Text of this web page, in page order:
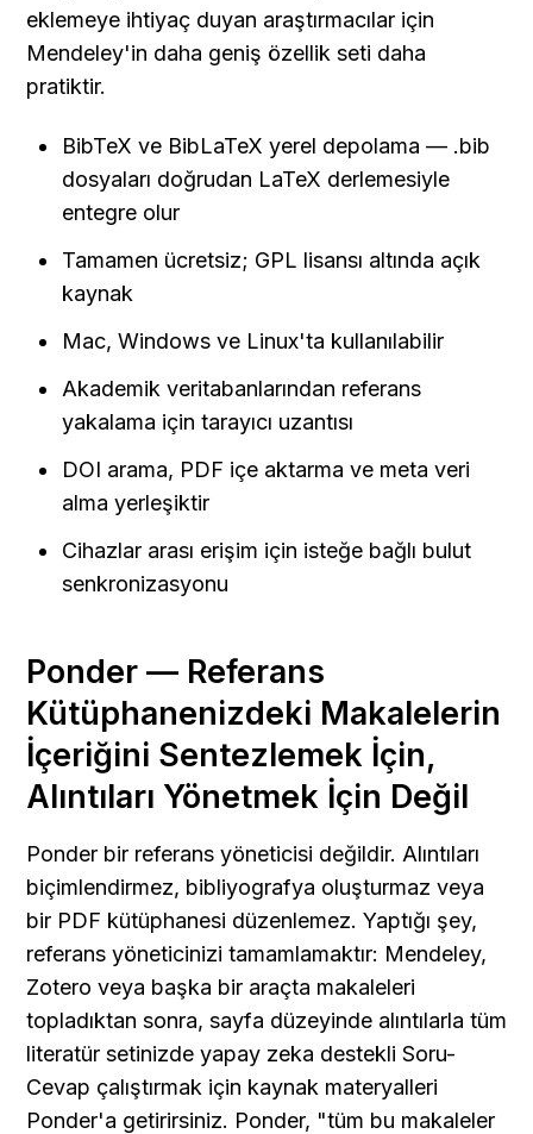
eklemeye ihtiyaç duyan araştırmacılar için
Mendeley'in daha geniş özellik seti daha
pratiktir.
BibTeX ve BibLaTeX yerel depolama — .bib
dosyaları doğrudan LaTeX derlemesiyle
entegre olur
Tamamen ücretsiz; GPL lisansı altında açık
kaynak
Mac, Windows ve Linux'ta kullanılabilir
Akademik veritabanlarından referans
yakalama için tarayıcı uzantısı
DOI arama, PDF içe aktarma ve meta veri
alma yerleşiktir
Cihazlar arası erişim için isteğe bağlı bulut
senkronizasyonu
Ponder — Referans
Kütüphanenizdeki Makalelerin
İçeriğini Sentezlemek İçin,
Alıntıları Yönetmek İçin Değil
Ponder bir referans yöneticisi değildir. Alıntıları
biçimlendirmez, bibliyografya oluşturmaz veya
bir PDF kütüphanesi düzenlemez. Yaptığı şey,
referans yöneticinizi tamamlamaktır: Mendeley,
Zotero veya başka bir araçta makaleleri
topladıktan sonra, sayfa düzeyinde alıntılarla tüm
literatür setinizde yapay zeka destekli Soru-
Cevap çalıştırmak için kaynak materyalleri
Ponder'a getirirsiniz. Ponder, "tüm bu makaleler